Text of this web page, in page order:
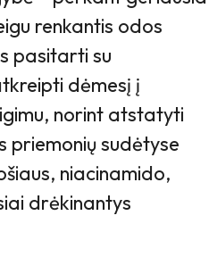
renkantis odos
pasitarti su
dėmesį į
norint atstatyti
priemonių sudėtyse
niacinamido,
drėkinantys